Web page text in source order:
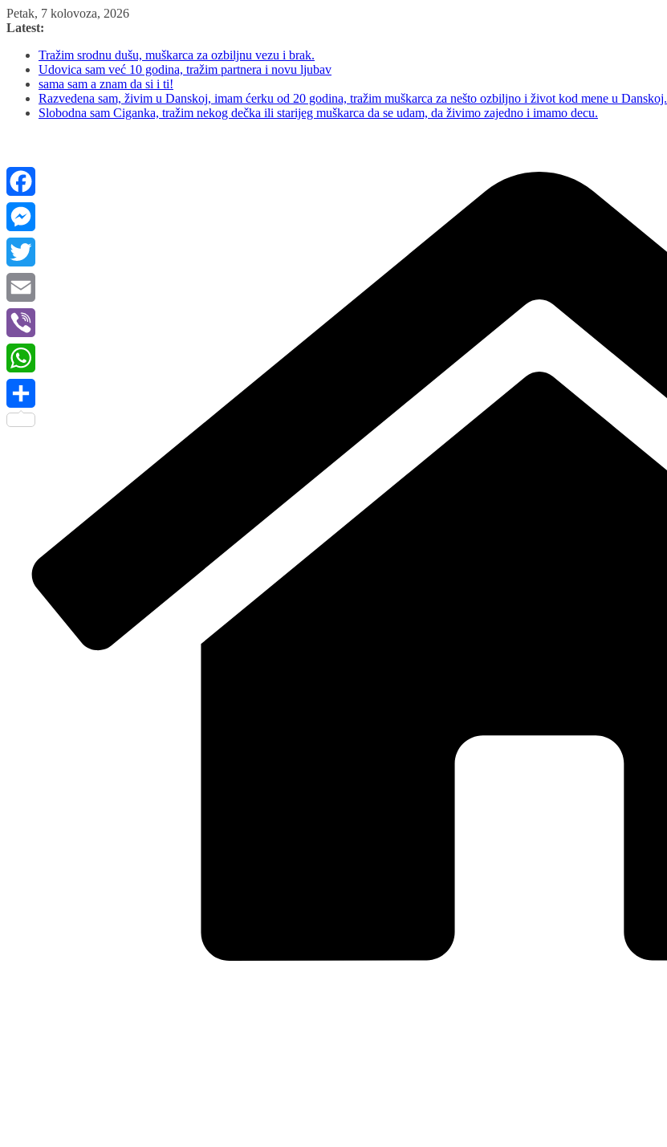
Skip
to
Petak, 7 kolovoza, 2026
Latest:
Tražim srodnu dušu, muškarca za ozbiljnu vezu i brak.
Udovica sam već 10 godina, tražim partnera i novu ljubav
sama sam a znam da si i ti!
Razvedena sam, živim u Danskoj, imam ćerku od 20 godina, tražim muškarca za nešto ozbiljno i život kod mene u Danskoj.
Slobodna sam Ciganka, tražim nekog dečka ili starijeg muškarca da se udam, da živimo zajedno i imamo decu.
Facebook
Messenger
Twitter
Email
Viber
WhatsApp
Share